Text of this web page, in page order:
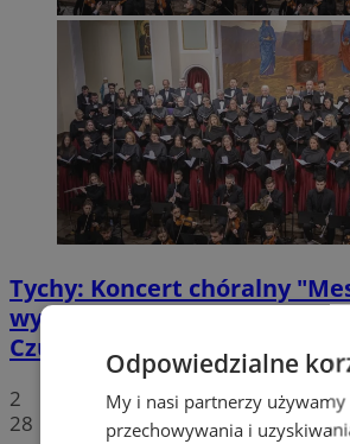
Tychy: Koncert chóralny
wyjątkowe wydarzenie
Czułowie
2
28
Odpowiedzialne
My i nasi partnerzy
przechowywania i